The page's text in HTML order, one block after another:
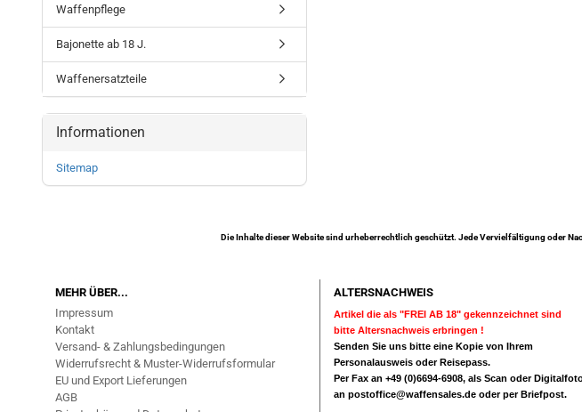
Waffenpflege
Bajonette ab 18 J.
Waffenersatzteile
Informationen
Sitemap
Die Inhalte dieser Website sind urheberrechtlich geschützt. Jede Vervielfältigung oder
MEHR ÜBER...
Impressum
Kontakt
Versand- & Zahlungsbedingungen
Widerrufsrecht & Muster-Widerrufsformular
EU und Export Lieferungen
AGB
ALTERSNACHWEIS
Artikel die als "FREI AB 18" gekennzeichnet sind
bitte Altersnachweis erbringen !
Senden Sie uns bitte eine Kopie von Ihrem
Personalausweis oder Reisepass.
Per Fax an +49 (0)6694-6908, als Scan oder
an postoffice@waffensales.deoder per Briefpost.